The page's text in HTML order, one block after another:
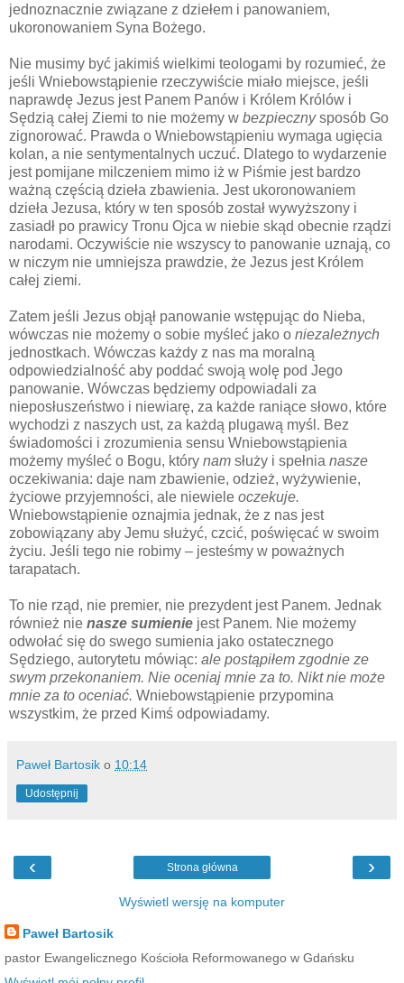
jednoznacznie związane z dziełem i panowaniem,
ukoronowaniem Syna Bożego.
Nie musimy być jakimiś wielkimi teologami by rozumieć, że
jeśli Wniebowstąpienie rzeczywiście miało miejsce, jeśli
naprawdę Jezus jest Panem Panów i Królem Królów i
Sędzią całej Ziemi to nie możemy w bezpiecznysposób Go
zignorować. Prawda o Wniebowstąpieniu wymaga ugięcia
kolan, a nie sentymentalnych uczuć. Dlatego to wydarzenie
jest pomijane milczeniem mimo iż w Piśmie jest bardzo
ważną częścią dzieła zbawienia. Jest ukoronowaniem
dzieła Jezusa, który w ten sposób został wywyższony i
zasiadł po prawicy Tronu Ojca w niebie skąd obecnie rządzi
narodami. Oczywiście nie wszyscy to panowanie uznają, co
w niczym nie umniejsza prawdzie, że Jezus jest Królem
całej ziemi.
Zatem jeśli Jezus objął panowanie wstępując do Nieba,
wówczas nie możemy o sobie myśleć jako o niezależnych
jednostkach. Wówczas każdy z nas ma moralną
odpowiedzialność aby poddać swoją wolę pod Jego
panowanie. Wówczas będziemy odpowiadali za
nieposłuszeństwo i niewiarę, za każde raniące słowo, które
wychodzi z naszych ust, za każdą plugawą myśl. Bez
świadomości i zrozumienia sensu Wniebowstąpienia
możemy myśleć o Bogu, który nam służy i spełnia nasze
oczekiwania: daje nam zbawienie, odzież, wyżywienie,
życiowe przyjemności, ale niewiele oczekuje.
Wniebowstąpienie oznajmia jednak, że z nas jest
zobowiązany aby Jemu służyć, czcić, poświęcać w swoim
życiu. Jeśli tego nie robimy – jesteśmy w poważnych
tarapatach.
To nie rząd, nie premier, nie prezydent jest Panem. Jednak
również nie nasze sumienie jest Panem. Nie możemy
odwołać się do swego sumienia jako ostatecznego
Sędziego, autorytetu mówiąc: ale postąpiłem zgodnie ze
swym przekonaniem. Nie oceniaj mnie za to. Nikt nie może
mnie za to oceniać. Wniebowstąpienie przypomina
wszystkim, że przed Kimś odpowiadamy.
Paweł Bartosik o 10:14
Udostępnij
‹ ›
Strona główna
Wyświetl wersję na komputer
Paweł Bartosik
pastor Ewangelicznego Kościoła Reformowanego w Gdańsku